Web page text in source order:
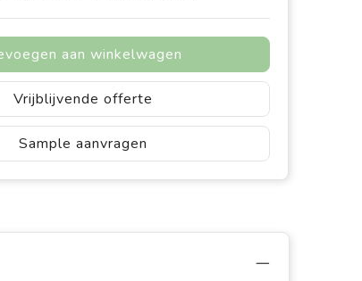
aan winkelwagen
Vrijblijvende offerte
Sample aanvragen